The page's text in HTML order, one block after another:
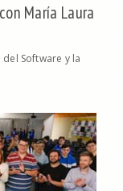
María Laura
Software y la